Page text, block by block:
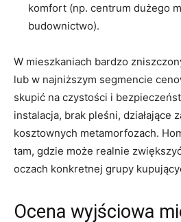
komfort (np. centrum dużego
budownictwo).
W mieszkaniach bardzo
lub w najniższym segmencie
skupić na czystości i
instalacja, brak pleśni, działające
kosztownych metamorfozach.
tam, gdzie może realnie
oczach konkretnej grupy
Ocena wyjściowa